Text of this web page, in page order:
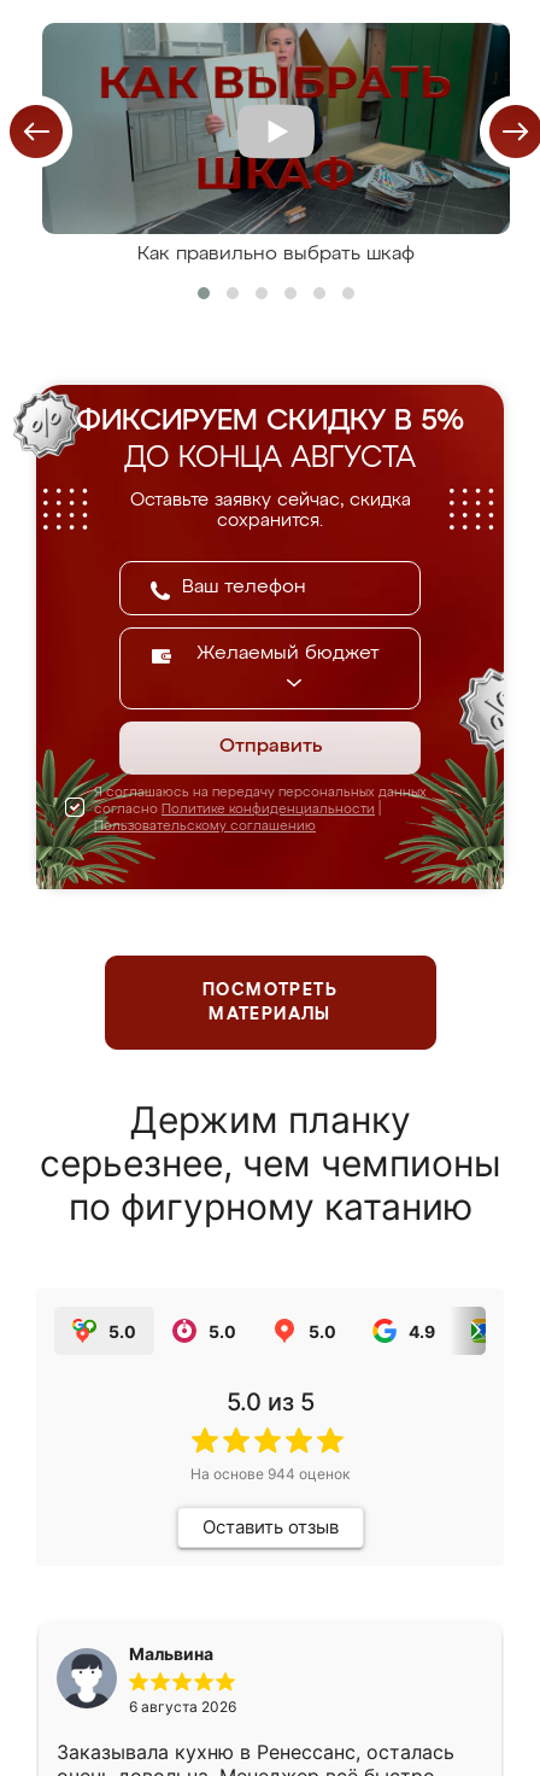
Как правильно выбрать шкаф
ФИКСИРУЕМ СКИДКУ В 5%
ДО КОНЦА АВГУСТА
Оставьте заявку сейчас, скидка
сохранится.
Желаемый бюджет
Отправить
Я соглашаюсь на передачу персональных данных
согласно Политике конфиденциальности
Пользовательскому соглашению
ПОСМОТРЕТЬ
МАТЕРИАЛЫ
Держим планку
серьезнее, чем чемпионы
по фигурному катанию
5.0 5.0 5.0 4.9
5.0 из 5
На основе 944 оценок
Оставить отзыв
Мальвина
6 августа 2026
Заказывала кухню в Ренессанс, осталась